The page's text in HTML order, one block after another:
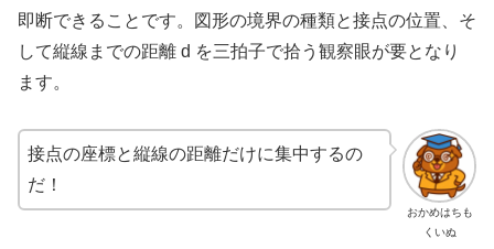
即断できることです。図形の境界の種類と接点の位置、そ
して縦線までの距離 d を三拍子で拾う観察眼が要となり
ます。
おかめはちも
くいぬ
接点の座標と縦線の距離だけに集中するの
だ！